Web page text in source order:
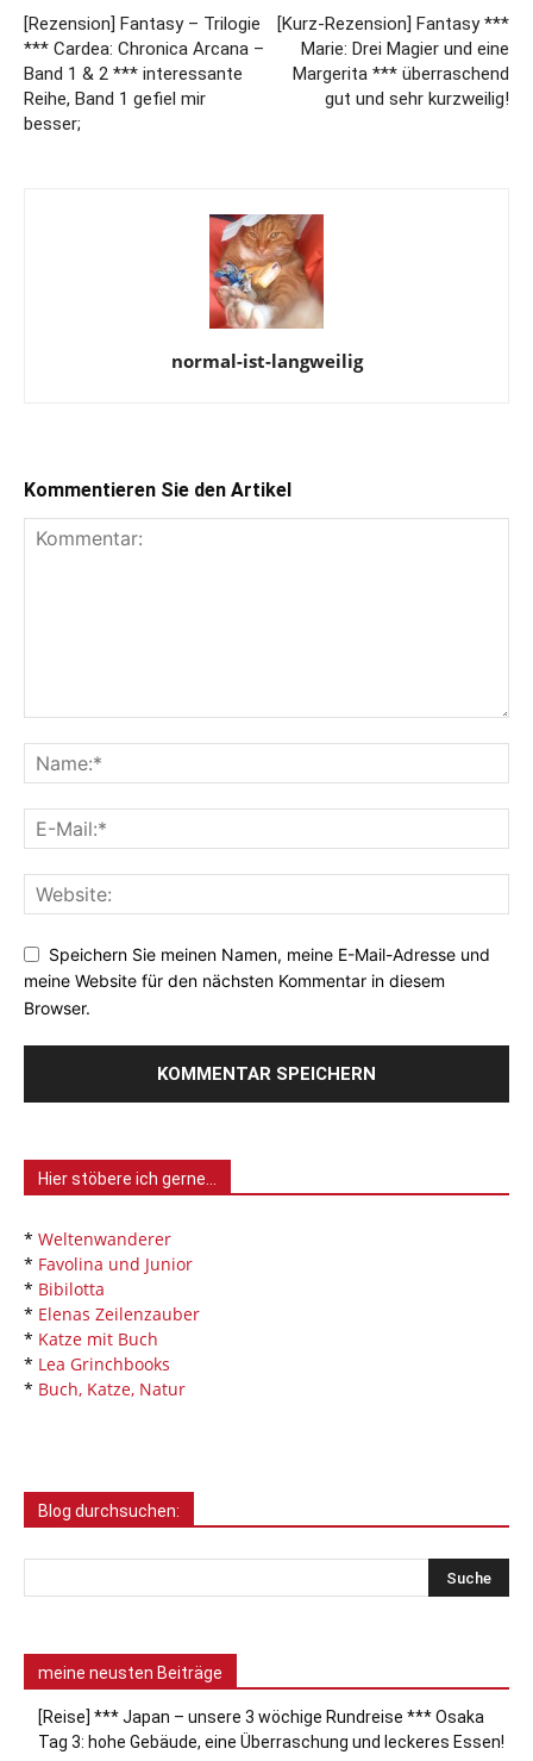
[Rezension] Fantasy – Trilogie
*** Cardea: Chronica Arcana –
Band 1 & 2 *** interessante
Reihe, Band 1 gefiel mir
besser;
[Kurz-Rezension] Fantasy ***
Marie: Drei Magier und eine
Margerita *** überraschend
gut und sehr kurzweilig!
normal-ist-langweilig
Kommentieren Sie den Artikel
Speichern Sie meinen Namen, meine E-Mail-Adresse und
meine Website für den nächsten Kommentar in diesem
Browser.
Hier stöbere ich gerne…
* Weltenwanderer
* Favolina und Junior
* Bibilotta
* Elenas Zeilenzauber
* Katze mit Buch
* Lea Grinchbooks
* Buch, Katze, Natur
Blog durchsuchen:
meine neusten Beiträge
[Reise] *** Japan – unsere 3 wöchige Rundreise *** Osaka
Tag 3: hohe Gebäude, eine Überraschung und leckeres Essen!